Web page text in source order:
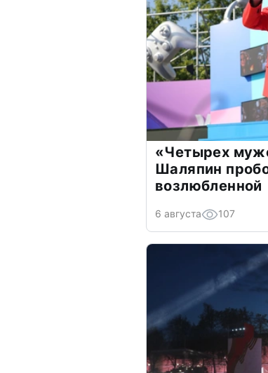
«Четырех
Шаляпин
возлюбленной
6 августа 107